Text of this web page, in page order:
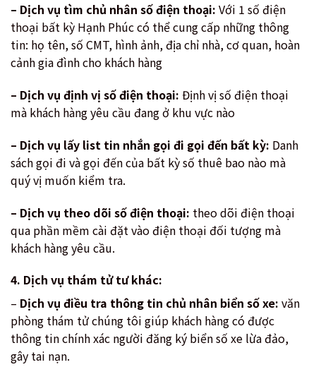
– Dịch vụ tìm chủ nhân số điện thoại: Với 1 số điện
thoại bất kỳ Hạnh Phúc có thể cung cấp những thông
tin: họ tên, số CMT, hình ảnh, địa chỉ nhà, cơ quan, hoàn
cảnh gia đình cho khách hàng
– Dịch vụ định vị số điện thoại: Định vị số điện thoại
mà khách hàng yêu cầu đang ở khu vực nào
– Dịch vụ lấy list tin nhắn gọi đi gọi đến bất kỳ: Danh
sách gọi đi và gọi đến của bất kỳ số thuê bao nào mà
quý vị muốn kiểm tra.
– Dịch vụ theo dõi số điện thoại: theo dõi điện thoại
qua phần mềm cài đặt vào điện thoại đối tượng mà
khách hàng yêu cầu.
4. Dịch vụ thám tử tư khác:
– Dịch vụ điều tra thông tin chủ nhân biển số xe: văn
phòng thám tử chúng tôi giúp khách hàng có được
thông tin chính xác người đăng ký biển số xe lừa đảo,
gây tai nạn.